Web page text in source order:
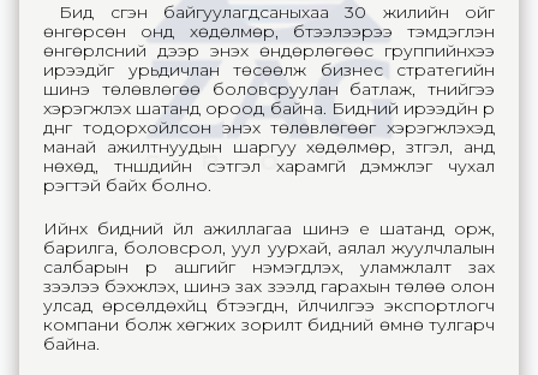
Бид үүсгэн байгуулагдсаныхаа 30 жилийн ойг
өнгөрсөн онд хөдөлмөр, бүтээлээрээ тэмдэглэн
өнгөрүүлсний дээр энэхүү өндөрлөгөөс группийнхээ
ирээдүйг урьдичлан төсөөлж бизнес стратегийн
шинэ төлөвлөгөө боловсруулан батлаж, түүнийгээ
хэрэгжүүлэх шатанд ороод байна. Бидний ирээдүйн үр
дүнг тодорхойлсон энэхүү төлөвлөгөөг хэрэгжүүлэхэд
манай ажилтнуудын шаргуу хөдөлмөр, зүтгэл, анд
нөхөд, түншүүдийн сэтгэл харамгүй дэмжлэг чухал
үүрэгтэй байх болно.
Ийнхүү бидний үйл ажиллагаа шинэ үе шатанд орж,
барилга, боловсрол, уул уурхай, аялал жуулчлалын
салбарын үр ашгийг нэмэгдүлэх, уламжлалт зах
зээлээ бэхжүүлэх, шинэ зах зээлд гарахын төлөө олон
улсад өрсөлдөхүйц бүтээгдүүн, үйлчилгээ экспортлогч
компани болж хөгжих зорилт бидний өмнө тулгарч
байна.